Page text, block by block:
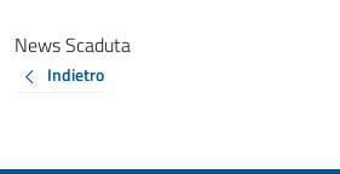
News Scaduta
Indietro